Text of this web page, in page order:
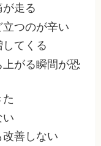
走る
立つのが辛い
てくる
がる瞬間が恐
い
善しない